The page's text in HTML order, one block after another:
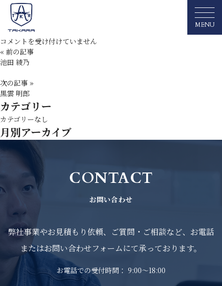
MENU
米山 玲奈
2023/3/8
カテゴリー:
米
山
玲
は
コメントを受け付けていません
« 前の記事
池田 綾乃
次の記事 »
黒雲 明郎
カテゴリー
カテゴリーなし
月別アーカイブ
CONTACT
お問い合わせ
弊社事業やお見積もり依頼、ご質問・ご相談など、お電話
またはお問い合わせフォームにて承っております。
お電話での受付時間： 9:00～18:00